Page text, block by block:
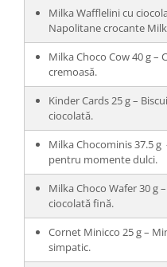
Milka Wafflelini cu
Napolitane crocante
Milka Choco Cow 40 g –
cremoasă.
Kinder Cards 25 g –
ciocolată.
Milka Chocominis 37.5
pentru momente dulci.
Milka Choco Wafer 30 g
ciocolată fină.
Cornet Minicco 25 g –
simpatic.